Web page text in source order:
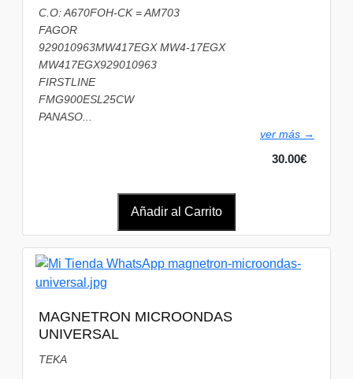
C.O: A670FOH-CK = AM703
FAGOR
929010963MW417EGX MW4-17EGX
MW417EGX929010963
FIRSTLINE
FMG900ESL25CW
PANASO...
ver más →
30.00€
Añadir al Carrito
MAGNETRON MICROONDAS
UNIVERSAL
TEKA